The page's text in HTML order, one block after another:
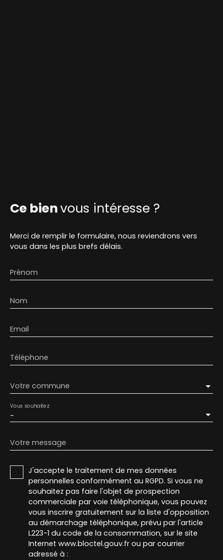
Ce bienvous intéresse ?
Merci de remplir le formulaire, nous reviendrons vers
vous dans les plus brefs délais.
Prénom
Nom
Email
Téléphone
Votre commune
-
Vous souhaitez
Votre message
J'accepte le traitement de mes données
personnelles conformément au RGPD. Si vous ne
souhaitez pas faire l'objet de prospection
commerciale par voie téléphonique, vous pouvez
vous inscrire gratuitement sur la liste d'opposition
au démarchage téléphonique, prévu par l'article
L223-1 du code de la consommation, sur le site
Internet www.bloctel.gouv.fr ou par courrier
adressé à :